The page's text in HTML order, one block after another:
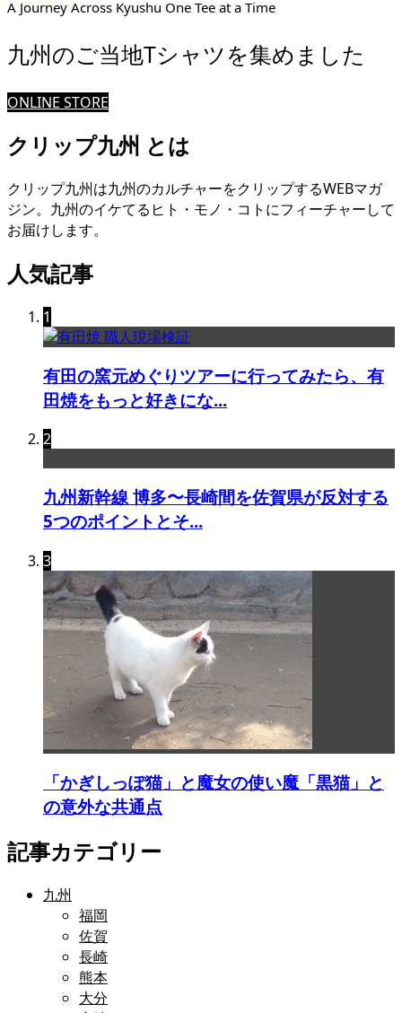
A Journey Across Kyushu One Tee at a Time
九州のご当地Tシャツを集めました
ONLINE STORE
クリップ九州 とは
クリップ九州は九州のカルチャーをクリップするWEBマガ
ジン。九州のイケてるヒト・モノ・コトにフィーチャーして
お届けします。
人気記事
1
有田の窯元めぐりツアーに行ってみたら、有
田焼をもっと好きにな...
2
九州新幹線 博多〜長崎間を佐賀県が反対する
5つのポイントとそ...
3
「かぎしっぽ猫」と魔女の使い魔「黒猫」と
の意外な共通点
記事カテゴリー
九州
福岡
佐賀
長崎
熊本
大分